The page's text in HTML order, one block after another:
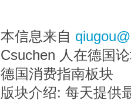
本信息来自
Csuchen 人在德国
德国消费指南板块
版块介绍: 每天提供